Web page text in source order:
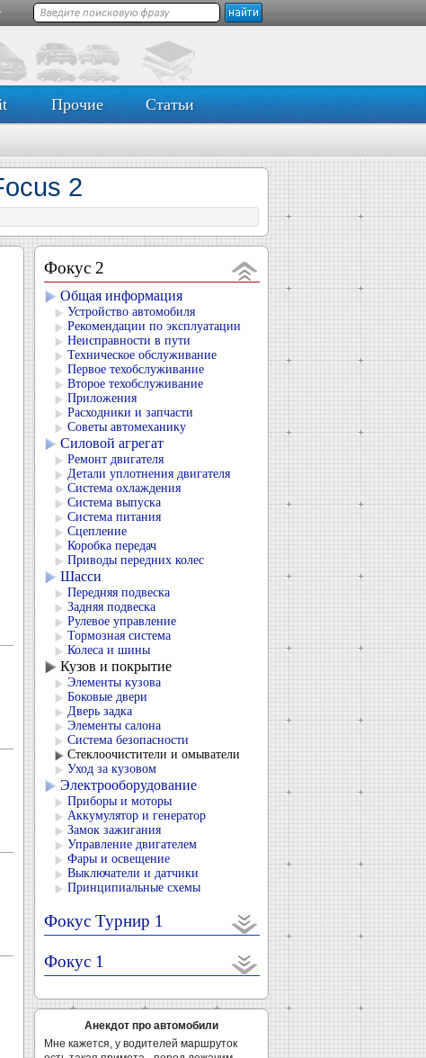
Прочие Статьи
2
Фокус 2
Общая информация
Устройство автомобиля
Рекомендации по эксплуатации
Неисправности в пути
Техническое обслуживание
Первое техобслуживание
Второе техобслуживание
Приложения
Расходники и запчасти
Советы автомеханику
Силовой агрегат
Ремонт двигателя
Детали уплотнения двигателя
Система охлаждения
Система выпуска
Система питания
Сцепление
Коробка передач
Приводы передних колес
Шасси
Передняя подвеска
Задняя подвеска
Рулевое управление
Тормозная система
Колеса и шины
Кузов и покрытие
Элементы кузова
Боковые двери
Дверь задка
Элементы салона
Система безопасности
Стеклоочистители и омыватели
Уход за кузовом
Электрооборудование
Приборы и моторы
Аккумулятор и генератор
Замок зажигания
Управление двигателем
Фары и освещение
Выключатели и датчики
Принципиальные схемы
Фокус Турнир 1
Фокус 1
Анекдот про автомобили
Мне кажется, у водителей маршруток